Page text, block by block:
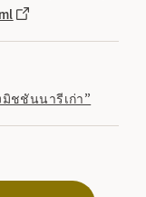
ชชันนารีเก่า”